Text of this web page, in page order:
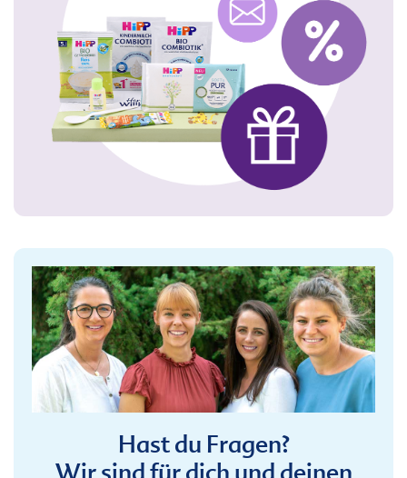
Hast du Fragen?